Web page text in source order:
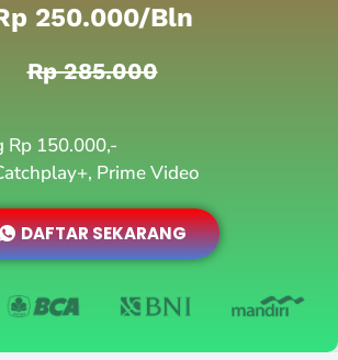
250.000/bln
Rp 285.000
Rp 150.000,-
Prime Video
DAFTAR SEKARANG